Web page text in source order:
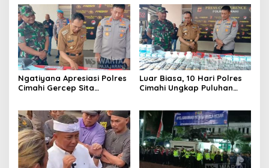
Ngatiyana Apresiasi Polres
Cimahi Gercep Sita
Luar Biasa, 10 Hari Polres
Cimahi Ungkap Puluhan